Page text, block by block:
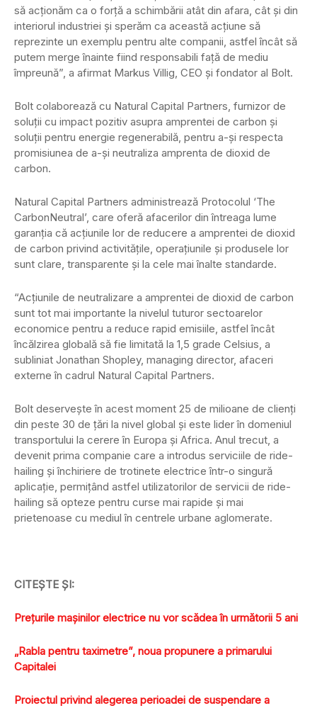
să acţionăm ca o forţă a schimbării atât din afara, cât şi din
interiorul industriei şi sperăm ca această acţiune să
reprezinte un exemplu pentru alte companii, astfel încât să
putem merge înainte fiind responsabili faţă de mediu
împreună”, a afirmat Markus Villig, CEO şi fondator al Bolt.
Bolt colaborează cu Natural Capital Partners, furnizor de
soluţii cu impact pozitiv asupra amprentei de carbon şi
soluţii pentru energie regenerabilă, pentru a-şi respecta
promisiunea de a-şi neutraliza amprenta de dioxid de
carbon.
Natural Capital Partners administrează Protocolul ‘The
CarbonNeutral’, care oferă afacerilor din întreaga lume
garanţia că acţiunile lor de reducere a amprentei de dioxid
de carbon privind activităţile, operaţiunile şi produsele lor
sunt clare, transparente şi la cele mai înalte standarde.
“Acţiunile de neutralizare a amprentei de dioxid de carbon
sunt tot mai importante la nivelul tuturor sectoarelor
economice pentru a reduce rapid emisiile, astfel încât
încălzirea globală să fie limitată la 1,5 grade Celsius, a
subliniat Jonathan Shopley, managing director, afaceri
externe în cadrul Natural Capital Partners.
Bolt deserveşte în acest moment 25 de milioane de clienţi
din peste 30 de ţări la nivel global şi este lider în domeniul
transportului la cerere în Europa şi Africa. Anul trecut, a
devenit prima companie care a introdus serviciile de ride-
hailing şi închiriere de trotinete electrice într-o singură
aplicaţie, permiţând astfel utilizatorilor de servicii de ride-
hailing să opteze pentru curse mai rapide şi mai
prietenoase cu mediul în centrele urbane aglomerate.
CITEŞTE ŞI:
Prețurile mașinilor electrice nu vor scădea în următorii 5 ani
„Rabla pentru taximetre”, noua propunere a primarului
Capitalei
Proiectul privind alegerea perioadei de suspendare a